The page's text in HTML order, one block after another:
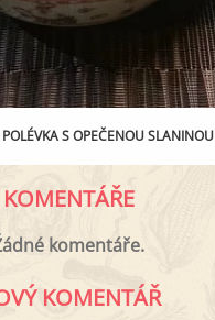
S OPEČENOU SLANINOU
KOMENTÁŘE
komentáře.
KOMENTÁŘ